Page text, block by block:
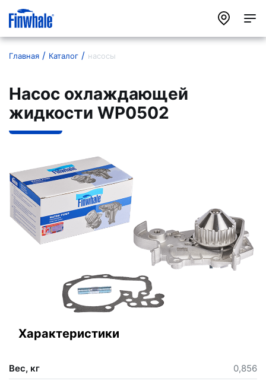
Главная Каталог насосы
Насос охлаждающей
жидкости WP0502
Характеристики
Вес, кг 0,856